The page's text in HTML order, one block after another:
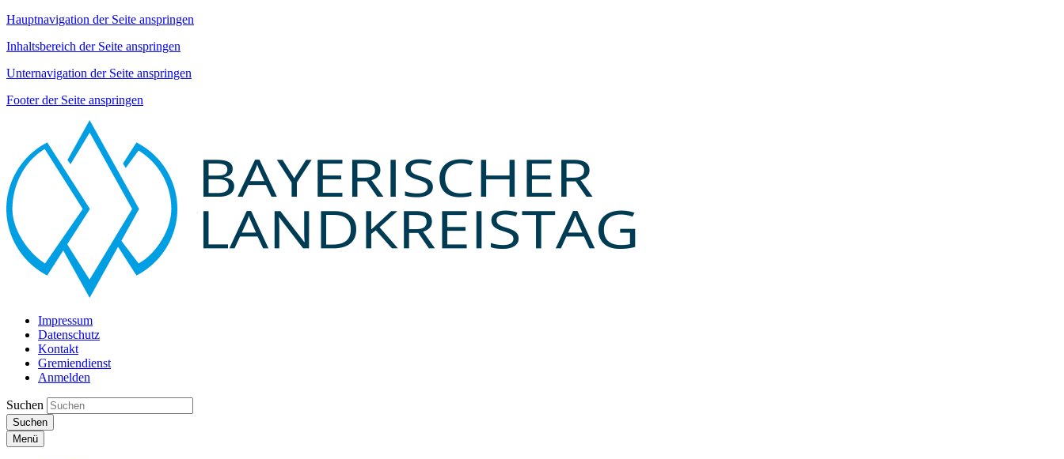
Hauptnavigation der Seite anspringen
Inhaltsbereich der Seite anspringen
Unternavigation der Seite anspringen
Footer der Seite anspringen
Impressum
Datenschutz
Kontakt
Gremiendienst
Anmelden
Suchen
Suchen
Menü